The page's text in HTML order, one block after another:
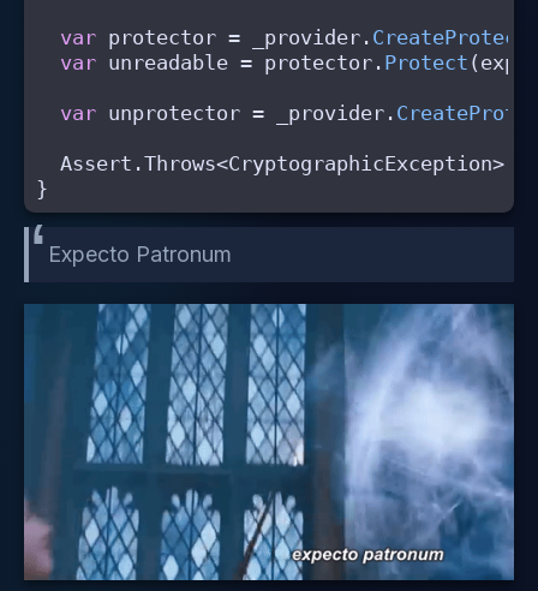
var protector = _provider .
var unreadable = protector . Protect (
var unprotector = _provider .
Assert .Throws<CryptographicException
}
Expecto Patronum